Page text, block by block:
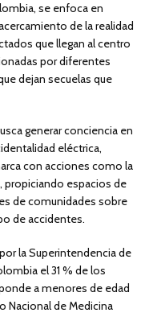
se enfoca en
de la realidad
que llegan al centro
por diferentes
dejan secuelas que
generar conciencia en
eléctrica,
con acciones como la
propiciando espacios de
de comunidades sobre
de accidentes.
la Superintendencia de
el 31 % de los
a menores de edad
Nacional de Medicina